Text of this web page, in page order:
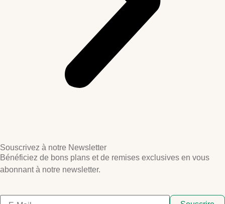
Souscrivez à notre Newsletter
Bénéficiez de bons plans et de remises exclusives en vous
abonnant à notre newsletter.